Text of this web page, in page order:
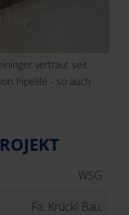
vertraut seit
Pipelife - so auch
WSG
Fa. Krückl Bau,